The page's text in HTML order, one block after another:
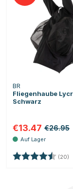
BR
Fliegenhaube
Schwarz
€13.47 €26.95
Bewertung: (20)